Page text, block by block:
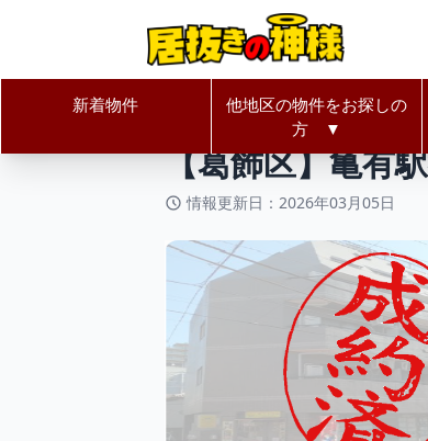
新着物件
他地区の物件をお探しの
方 ▼
居抜きの神様Home 東京都
【葛飾区】亀有
情報更新日：2026年03月05日